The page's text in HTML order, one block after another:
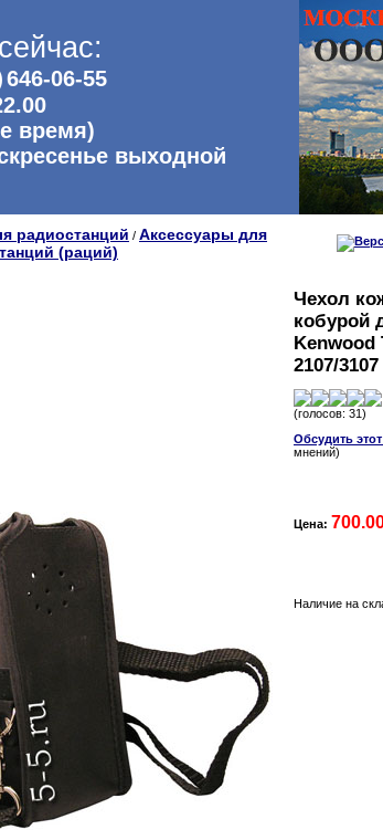
646-06-55
время)
выходной
радиостанций / Аксессуары для
(раций)
Чехол
кобурой
Kenwood
2107/3107
(голосов: 31)
Обсудить
мнений)
Цена:
Наличие на